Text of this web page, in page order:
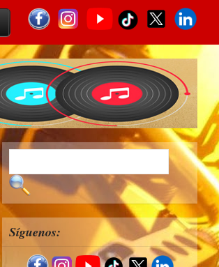
Síguenos: